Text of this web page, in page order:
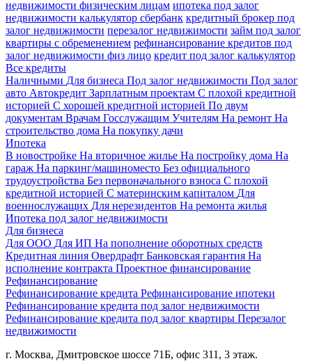
недвижимости физическим лицам ипотека под залог
недвижимости калькулятор сбербанк кредитный брокер под
залог недвижимости перезалог недвижимости займ под залог
квартиры с обременением рефинансирование кредитов под
залог недвижимости физ лицо кредит под залог калькулятор
Все кредиты
Наличными Для бизнеса Под залог недвижимости Под залог
авто Автокредит Зарплатным проектам С плохой кредитной
историей С хорошей кредитной историей По двум
документам Врачам Госслужащим Учителям На ремонт На
строительство дома На покупку дачи
Ипотека
В новостройке На вторичное жилье На постройку дома На
гараж На паркинг/машиноместо Без официального
трудоустройства Без первоначального взноса С плохой
кредитной историей С материнским капиталом Для
военнослужащих Для нерезидентов На ремонта жилья
Ипотека под залог недвижимости
Для бизнеса
Для ООО Для ИП На пополнение оборотных средств
Кредитная линия Овердрафт Банковская гарантия На
исполнение контракта Проектное финансирование
Рефинансирование
Рефинансирование кредита Рефинансирование ипотеки
Рефинансирование кредита под залог недвижимости
Рефинансирование кредита под залог квартиры Перезалог
недвижимости
г. Москва, Дмитровское шоссе 71Б, офис 311, 3 этаж.